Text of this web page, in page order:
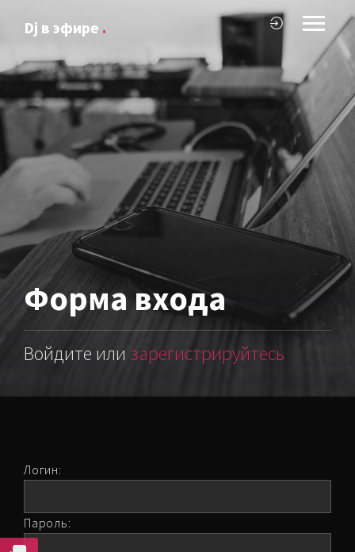
Dj в эфире .
Формавхода
Войдите или зарегистрируйтесь
Логин:
Пароль: